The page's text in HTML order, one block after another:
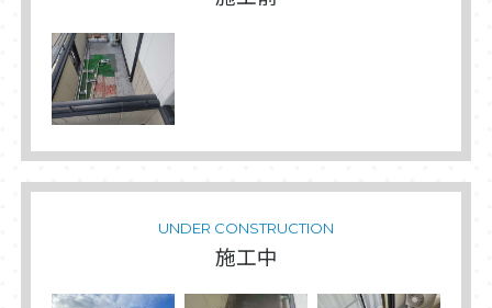
UNDER CONSTRUCTION
施工中